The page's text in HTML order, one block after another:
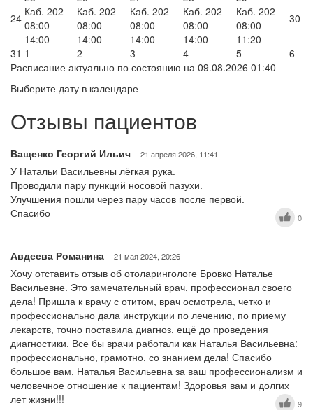
24 Каб. 202
08:00-
14:00
Каб. 202
08:00-
14:00
Каб. 202
08:00-
14:00
Каб. 202
08:00-
14:00
Каб. 202
08:00-
11:20
30
31 1 2 3 4 5
6
Расписание актуально по состоянию на 09.08.2026 01:40
Выберите дату в календаре
Отзывы пациентов
Ващенко Георгий Ильич 21 апреля 2026, 11:41
У Натальи Васильевны лёгкая рука.
Проводили пару пункций носовой пазухи.
Улучшения пошли через пару часов после первой.
Спасибо
0
Авдеева Романина 21 мая 2024, 20:26
Хочу отставить отзыв об отоларингологе Бровко Наталье
Васильевне. Это замечательный врач, профессионал своего
дела! Пришла к врачу с отитом, врач осмотрела, четко и
профессионально дала инструкции по лечению, по приему
лекарств, точно поставила диагноз, ещё до проведения
диагностики. Все бы врачи работали как Наталья Васильевна:
профессионально, грамотно, со знанием дела! Спасибо
большое вам, Наталья Васильевна за ваш профессионализм и
человечное отношение к пациентам! Здоровья вам и долгих
лет жизни!!!
9